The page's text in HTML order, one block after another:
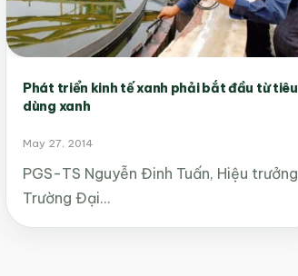
Phát triển kinh tế xanh phải bắt đầu từ tiêu
dùng xanh
May 27, 2014
PGS-TS Nguyễn Đinh Tuấn, Hiệu trưởng
Trường Đại…